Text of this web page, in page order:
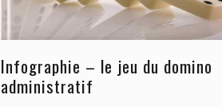
Infographie – le jeu du domino
administratif